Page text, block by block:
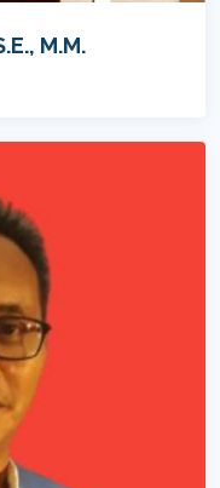
M.M.